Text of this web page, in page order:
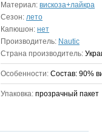
Материал: вискоза+лайкра
Сезон: лето
Капюшон: нет
Производитель: Nautic
Страна производитель:
Особенности: Состав: 90%
Упаковка: прозрачный пакет